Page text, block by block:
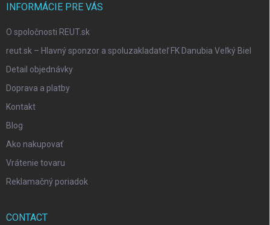
INFORMÁCIE PRE VÁS
O spoločnosti REUT.sk
reut.sk – Hlavný sponzor a spoluzakladateľ FK Danubia Veľký Biel
Detail objednávky
Doprava a platby
Kontakt
Blog
Ako nakupovať
Vrátenie tovaru
Reklamačný poriadok
CONTACT